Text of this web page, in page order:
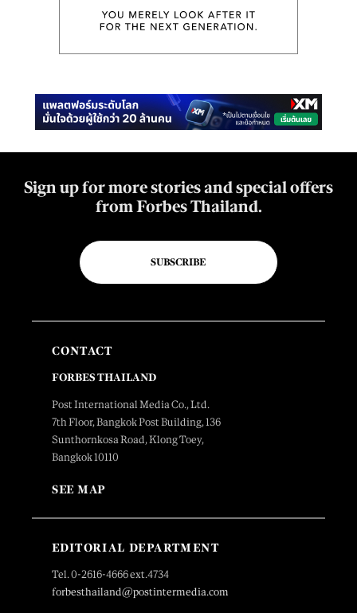
Sign up for more stories and special offers
from Forbes Thailand.
SUBSCRIBE
CONTACT
FORBES THAILAND
Post International Media Co., Ltd.
7th Floor, Bangkok Post Building, 136
Sunthornkosa Road, Klong Toey,
Bangkok 10110
SEE MAP
EDITORIAL DEPARTMENT
Tel. 0-2616-4666 ext.4734
forbesthailand@postintermedia.com